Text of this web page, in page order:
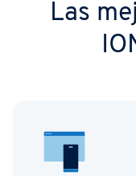
Las